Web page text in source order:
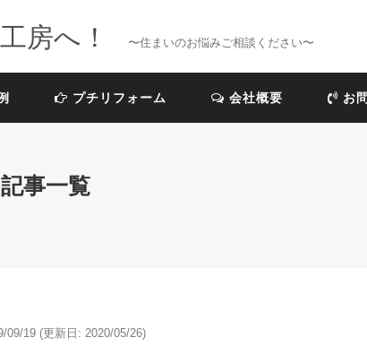
房へ！ 〜住まいのお悩みご相談ください〜
プチリフォーム 会社概要 お
事一覧
09/19 (更新日: 2020/05/26)